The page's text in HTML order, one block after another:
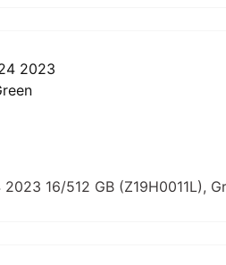
16/512 GB (Z19H0011L),